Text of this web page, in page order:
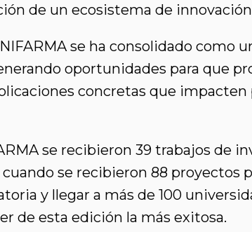
de un ecosistema de innovación
se ha consolidado como
oportunidades para que
concretas que
se recibieron 39 trabajos de
se recibieron 88 proyectos
y llegar a más de 100
de esta edición la más exitosa.